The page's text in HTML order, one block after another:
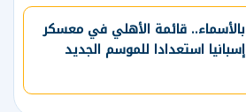
بالأسماء.. قائمة الأهلي في معسكر
إسبانيا استعدادا للموسم الجديد